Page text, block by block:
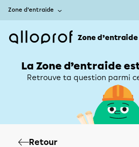
Zone d’entraide
Zone d’entraide
La Zone d’entraide
Retrouve ta question parmi
Retour